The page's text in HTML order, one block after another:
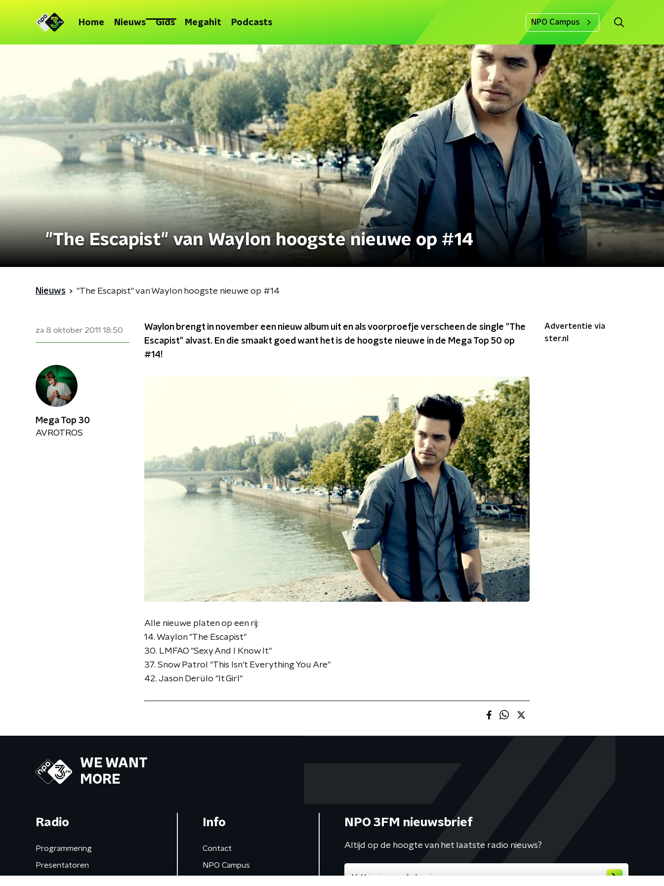
Home Nieuws Gids Megahit Podcasts NPO Campus
"The Escapist" van Waylon hoogste nieuwe op #14
Nieuws "The Escapist" van Waylon hoogste nieuwe op #14
za 8 oktober 2011 18:50
Waylon brengt in november een nieuw album uit en als voorproefje verscheen de single "The
Escapist" alvast. En die smaakt goed want het is de hoogste nieuwe in de Mega Top 50 op
#14!
Alle nieuwe platen op een rij:
14. Waylon "The Escapist"
30. LMFAO "Sexy And I Know It"
37. Snow Patrol "This Isn't Everything You Are"
42. Jason Derülo "It Girl"
Advertentie via
ster.nl
Mega Top 30
AVROTROS
WE WANT
MORE
Radio
Programmering
Presentatoren
Info
Contact
NPO Campus
NPO 3FM nieuwsbrief
Altijd op de hoogte van het laatste radio nieuws?